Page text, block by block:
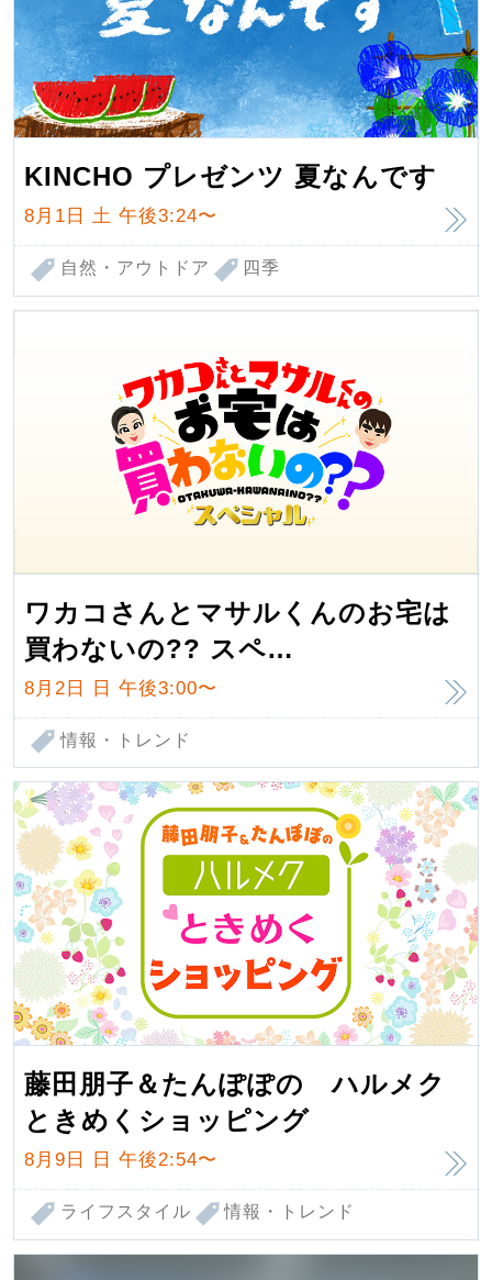
KINCHO プレゼンツ 夏なんです
8月1日 土午後3:24〜
自然・アウトドア 四季
ワカコさんとマサルくんのお宅は
買わないの?? スペ…
8月2日 日午後3:00〜
情報・トレンド
藤田朋子＆たんぽぽの ハルメク
ときめくショッピング
8月9日 日午後2:54〜
ライフスタイル 情報・トレンド